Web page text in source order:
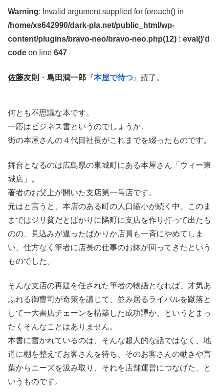
Warning: Invalid argument supplied for foreach() in
/home/xs642990/dark-pla.net/public_html/wp-
content/plugins/bravo-neo/bravo-neo.php(12) : eval()'d
code on line 647
佐藤友則 ・ 島田潤一郎 『本屋で待つ 』読了。
何とも不思議な本です。
一応はビジネス書というのでしょうか。
街の本屋さんの４代目社長がこれまでを綴ったものです。
舞台となるのは広島県の東城町にある本屋さん「ウィー東
城店」。
著者のお父上が開いた支店第一号店です。
元はと言うと、本店のある町の人口縮小が続く中、このま
まではジリ貧だとばかりに隣町に支店を作り打って出たも
のの、見込みが違ったばかりか店員も一斉にやめてしま
い、仕方なく筆者に店長の仕事のお鉢が回ってきたという
ものでした。
そんな支店の再建を任された筆者の物語となれば、才気あ
ふれる御曹司が奇策を講じて、並み居るライバルを蹴落と
して一大書店チェーンを構築した成功譚か、というとまっ
たくそんなことはありません。
本書に書かれているのは、そんな超人的な話ではなく、地
道に棚を整えてお客さんを待ち、そのお客さんの動きや言
葉からニーズを汲み取り、それを店舗運営につなげた、と
いうものです。